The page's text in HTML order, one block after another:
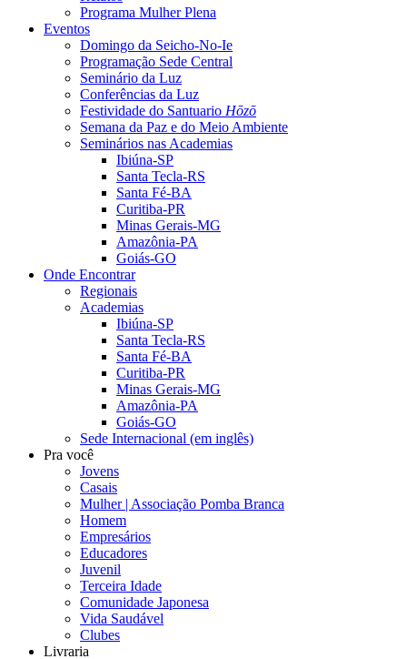
Programa Mulher Plena
Eventos
Domingo da Seicho-No-Ie
Programação Sede Central
Seminário da Luz
Conferências da Luz
Festividade do Santuario Hōzō
Semana da Paz e do Meio Ambiente
Seminários nas Academias
Ibiúna-SP
Santa Tecla-RS
Santa Fé-BA
Curitiba-PR
Minas Gerais-MG
Amazônia-PA
Goiás-GO
Onde Encontrar
Regionais
Academias
Ibiúna-SP
Santa Tecla-RS
Santa Fé-BA
Curitiba-PR
Minas Gerais-MG
Amazônia-PA
Goiás-GO
Sede Internacional (em inglês)
Pra você
Jovens
Casais
Mulher | Associação Pomba Branca
Homem
Empresários
Educadores
Juvenil
Terceira Idade
Comunidade Japonesa
Vida Saudável
Clubes
Livraria